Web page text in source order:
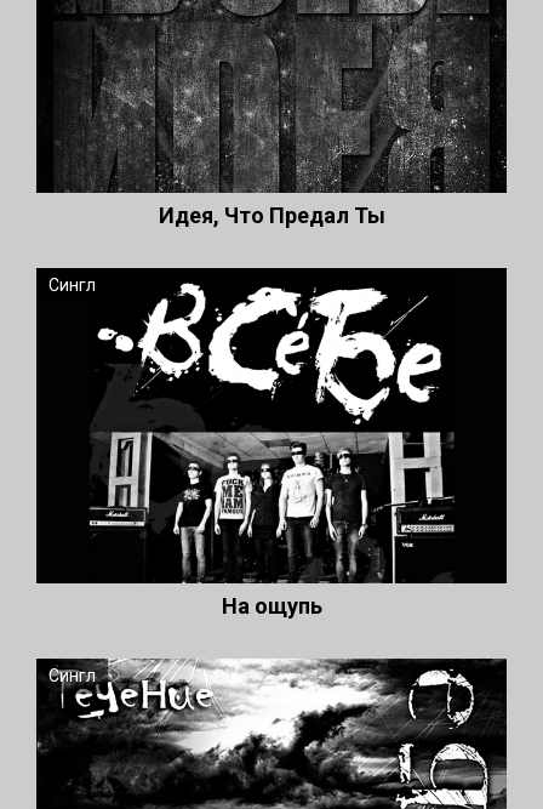
Идея, Что Предал Ты
Сингл
На ощупь
Сингл